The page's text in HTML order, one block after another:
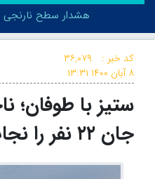
هشدار سطح نارنجی
هشدار سطح نارنجی
کد خبر :
۳۶,۰۷۹
۸ آبان ۱۴۰۰
۱۳:۳۱
ستیز با طوفان؛
جان ۲۲ نفر را نجات داد